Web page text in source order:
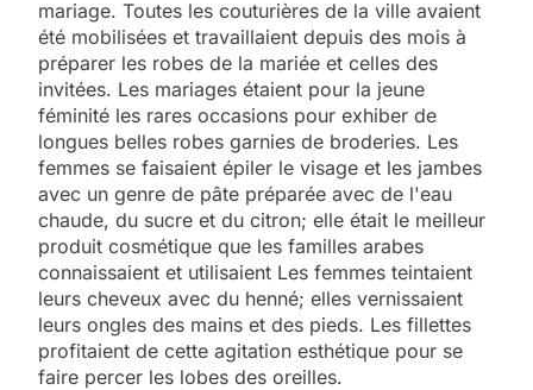
mariage. Toutes les couturières de la ville avaient
été mobilisées et travaillaient depuis des mois à
préparer les robes de la mariée et celles des
invitées. Les mariages étaient pour la jeune
féminité les rares occasions pour exhiber de
longues belles robes garnies de broderies. Les
femmes se faisaient épiler le visage et les jambes
avec un genre de pâte préparée avec de l'eau
chaude, du sucre et du citron; elle était le meilleur
produit cosmétique que les familles arabes
connaissaient et utilisaient Les femmes teintaient
leurs cheveux avec du henné; elles vernissaient
leurs ongles des mains et des pieds. Les fillettes
profitaient de cette agitation esthétique pour se
faire percer les lobes des oreilles.